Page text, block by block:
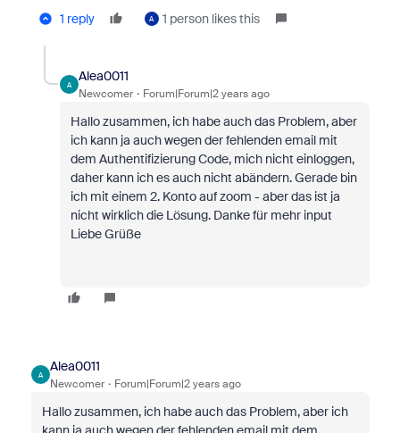
1 reply A 1 person likes this
A
Alea0011
Newcomer Forum|Forum|2 years ago
Hallo zusammen, ich habe auch das Problem, aber
ich kann ja auch wegen der fehlenden email mit
dem Authentifizierung Code, mich nicht einloggen,
daher kann ich es auch nicht abändern. Gerade bin
ich mit einem 2. Konto auf zoom - aber das ist ja
nicht wirklich die Lösung. Danke für mehr input
Liebe Grüße
A
Alea0011
Newcomer Forum|Forum|2 years ago
Hallo zusammen, ich habe auch das Problem, aber ich